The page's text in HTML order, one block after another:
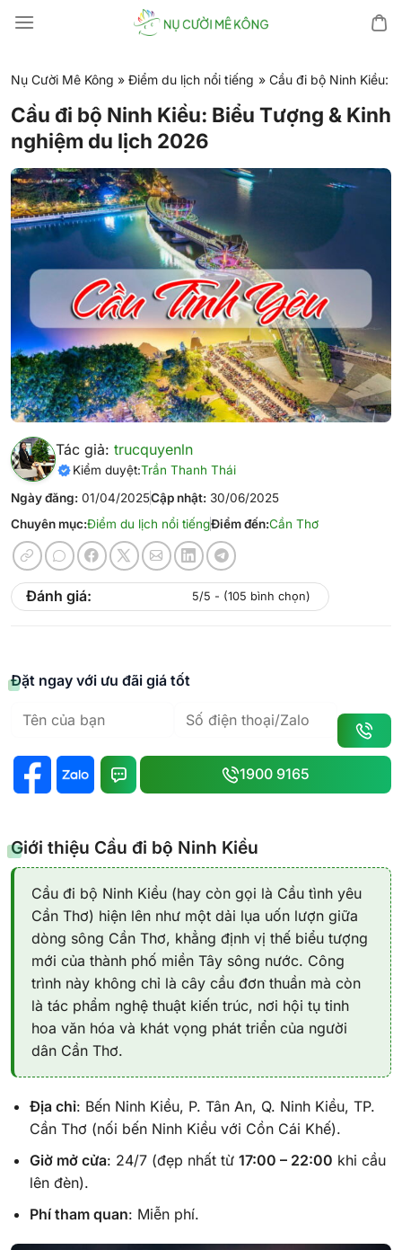
đến
dung
Nụ Cười Mê Kông » Điểm du lịch nổi tiếng » Cầu đi bộ Ninh Kiều:
Cầu đi bộ Ninh Kiều: Biểu Tượng & Kinh
nghiệm du lịch 2026
Tác giả: trucquyenln
Kiểm duyệt:Trần Thanh Thái
Ngày đăng: 01/04/2025Cập nhật: 30/06/2025
Chuyên mục:Điểm du lịch nổi tiếngĐiểm đến:Cần Thơ
Đánh giá: 5/5 - (105 bình chọn)
Đặt ngay với ưu đãi giá tốt
1900 9165
Giới thiệu Cầu đi bộ Ninh Kiều
Cầu đi bộ Ninh Kiều (hay còn gọi là Cầu tình yêu
Cần Thơ) hiện lên như một dải lụa uốn lượn giữa
dòng sông Cần Thơ, khẳng định vị thế biểu tượng
mới của thành phố miền Tây sông nước. Công
trình này không chỉ là cây cầu đơn thuần mà còn
là tác phẩm nghệ thuật kiến trúc, nơi hội tụ tinh
hoa văn hóa và khát vọng phát triển của người
dân Cần Thơ.
Địa chỉ: Bến Ninh Kiều, P. Tân An, Q. Ninh Kiều, TP.
Cần Thơ (nối bến Ninh Kiều với Cồn Cái Khế).
Giờ mở cửa: 24/7 (đẹp nhất từ 17:00 – 22:00 khi cầu
lên đèn).
Phí tham quan: Miễn phí.